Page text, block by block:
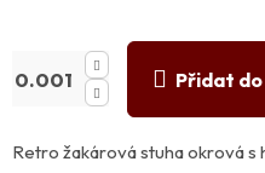
Přidat do
Retro žakárová stuha okrová